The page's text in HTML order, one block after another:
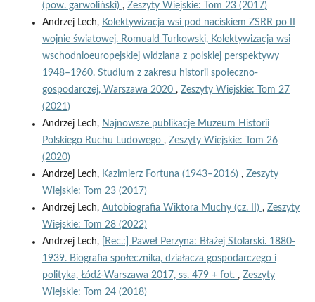
(pow. garwoliński) , Zeszyty Wiejskie: Tom 23 (2017)
Andrzej Lech, Kolektywizacja wsi pod naciskiem ZSRR po II
wojnie światowej. Romuald Turkowski, Kolektywizacja wsi
wschodnioeuropejskiej widziana z polskiej perspektywy
1948–1960. Studium z zakresu historii społeczno-
gospodarczej, Warszawa 2020 , Zeszyty Wiejskie: Tom 27
(2021)
Andrzej Lech, Najnowsze publikacje Muzeum Historii
Polskiego Ruchu Ludowego , Zeszyty Wiejskie: Tom 26
(2020)
Andrzej Lech, Kazimierz Fortuna (1943–2016) , Zeszyty
Wiejskie: Tom 23 (2017)
Andrzej Lech, Autobiografia Wiktora Muchy (cz. II) , Zeszyty
Wiejskie: Tom 28 (2022)
Andrzej Lech,
[Rec.:] Paweł Perzyna: Błażej Stolarski. 1880-
1939. Biografia społecznika, działacza gospodarczego i
polityka, Łódź-Warszawa 2017, ss. 479 + fot. , Zeszyty
Wiejskie: Tom 24 (2018)